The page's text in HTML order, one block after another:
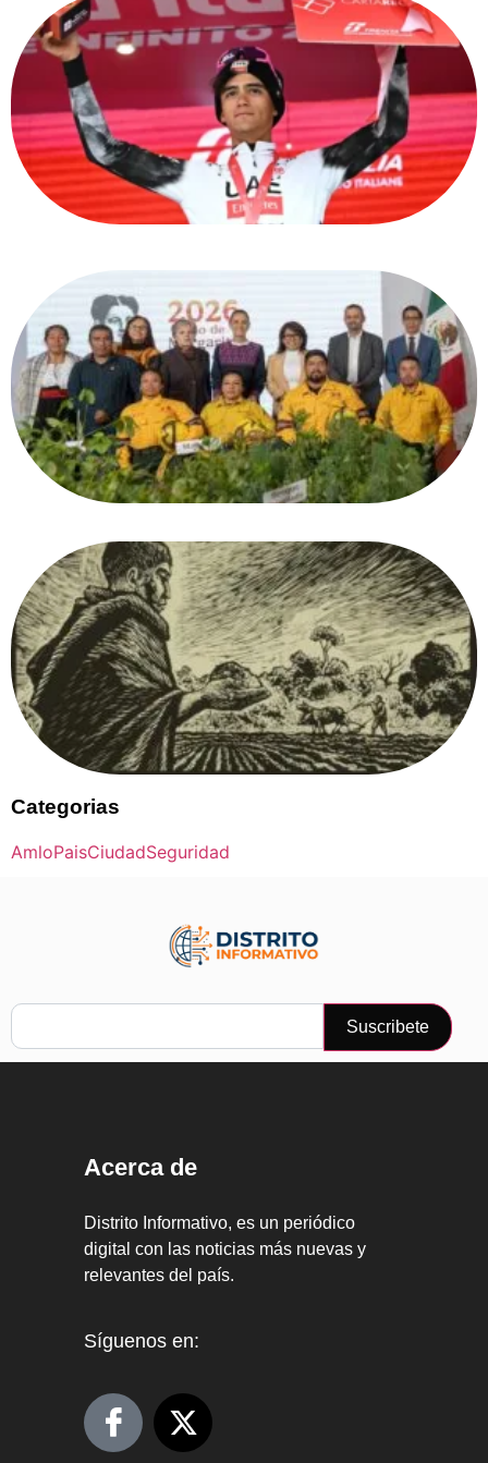
Categorias
AmloPaisCiudadSeguridad
Suscribete
Acerca de
Distrito Informativo, es un periódico
digital con las noticias más nuevas y
relevantes del país.
Síguenos en: